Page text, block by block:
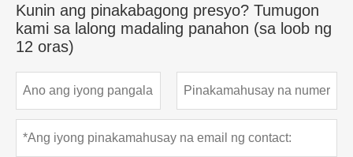
Kunin ang pinakabagong presyo? Tumugon
kami sa lalong madaling panahon (sa loob ng
12 oras)